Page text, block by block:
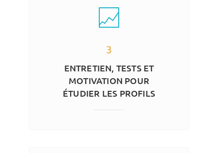
3
ENTRETIEN, TESTS ET
MOTIVATION POUR
ÉTUDIER LES PROFILS